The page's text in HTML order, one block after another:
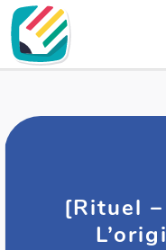
[Rituel